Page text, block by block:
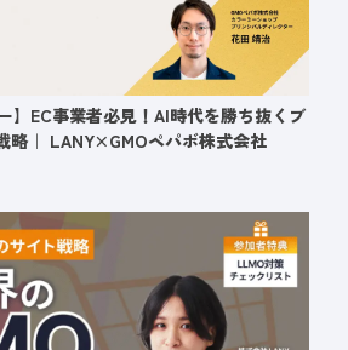
】EC事業者必見！AI時代を勝ち抜くブ
略｜ LANY×GMOペパボ株式会社